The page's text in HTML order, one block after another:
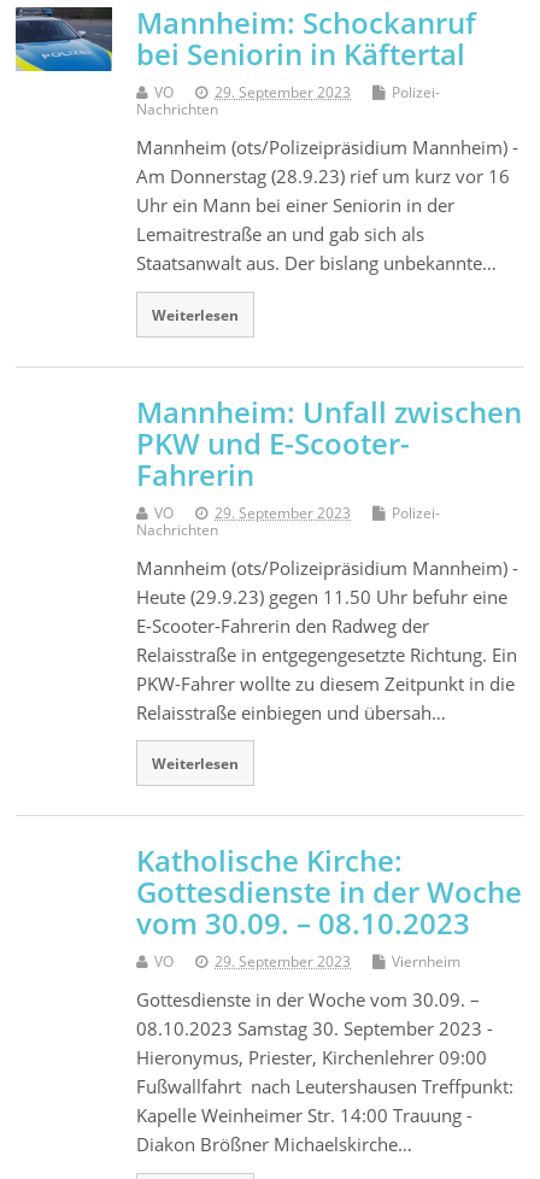
Mannheim: Schockanruf
bei Seniorin in Käftertal
VO 29. September 2023
Polizei-
Nachrichten
Mannheim (ots/Polizeipräsidium Mannheim) -
Am Donnerstag (28.9.23) rief um kurz vor 16
Uhr ein Mann bei einer Seniorin in der
Lemaitrestraße an und gab sich als
Staatsanwalt aus. Der bislang unbekannte…
Weiterlesen
Mannheim: Unfall zwischen
PKW und E-Scooter-
Fahrerin
VO 29. September 2023
Polizei-
Nachrichten
Mannheim (ots/Polizeipräsidium Mannheim) -
Heute (29.9.23) gegen 11.50 Uhr befuhr eine
E-Scooter-Fahrerin den Radweg der
Relaisstraße in entgegengesetzte Richtung. Ein
PKW-Fahrer wollte zu diesem Zeitpunkt in die
Relaisstraße einbiegen und übersah…
Weiterlesen
Katholische Kirche:
Gottesdienste in der Woche
vom 30.09. – 08.10.2023
VO 29. September 2023 Viernheim
Gottesdienste in der Woche vom 30.09. –
08.10.2023 Samstag 30. September 2023 -
Hieronymus, Priester, Kirchenlehrer 09:00
Fußwallfahrt nach Leutershausen Treffpunkt:
Kapelle Weinheimer Str. 14:00 Trauung -
Diakon Brößner Michaelskirche…